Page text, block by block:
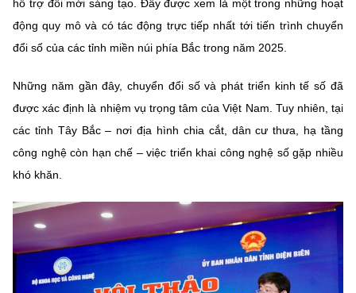
Sở hữu trí tuệ
Tiêu chuẩn, đo lường, chất lượng
Năng lượng nguyên tử
Tin tổng hợp
Lấy ý kiến người dân về dự thảo VBQPPL
Bưu chính, Viễn thông
Sở hữu trí tuệ
Năng lượng nguyên tử
THƯ ĐIỆN TỬ
Infographic
Voice
Nhiệm vụ trọng tâm
Chọn ngôn ngữ
hỗ trợ đổi mới sáng tạo. Đây được xem là một trong những hoạt
động quy mô và có tác động trực tiếp nhất tới tiến trình chuyển
đổi số của các tỉnh miền núi phía Bắc trong năm 2025.
Những năm gần đây, chuyển đổi số và phát triển kinh tế số đã
được xác định là nhiệm vụ trọng tâm của Việt Nam. Tuy nhiên, tại
các tỉnh Tây Bắc – nơi địa hình chia cắt, dân cư thưa, hạ tầng
công nghệ còn hạn chế – việc triển khai công nghệ số gặp nhiều
khó khăn.